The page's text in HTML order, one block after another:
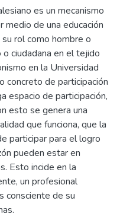
es un mecanismo
de una educación
rol como hombre o
o ciudadana en el tejido
en la Universidad
concreto de participación
espacio de participación,
esto se genera una
que funciona, que la
participar para el logro
pueden estar en
Esto incide en la
un profesional
consciente de su